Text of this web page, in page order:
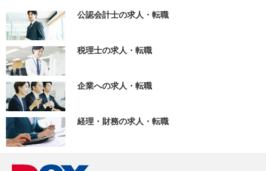
公認会計士の求人・転職
税理士の求人・転職
企業への求人・転職
経理・財務の求人・転職